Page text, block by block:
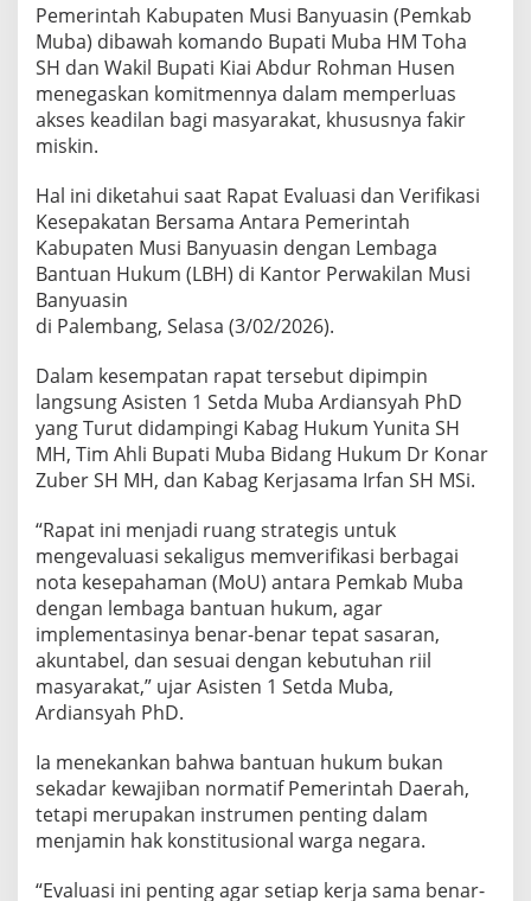
l
a
,
M
a
i
m
a
l
k
B
n
t
u
a
n
H
k
u
m
G
r
a
t
s
g
i
a
r
a
Pemerintah Kabupaten Musi Banyuasin (Pemkab
Muba) dibawah komando Bupati Muba HM Toha
SH dan Wakil Bupati Kiai Abdur Rohman Husen
menegaskan komitmennya dalam memperluas
akses keadilan bagi masyarakat, khususnya fakir
miskin.
Hal ini diketahui saat Rapat Evaluasi dan Verifikasi
Kesepakatan Bersama Antara Pemerintah
Kabupaten Musi Banyuasin dengan Lembaga
Bantuan Hukum (LBH) di Kantor Perwakilan Musi
Banyuasin
di Palembang, Selasa (3/02/2026).
Dalam kesempatan rapat tersebut dipimpin
langsung Asisten 1 Setda Muba Ardiansyah PhD
yang Turut didampingi Kabag Hukum Yunita SH
MH, Tim Ahli Bupati Muba Bidang Hukum Dr Konar
Zuber SH MH, dan Kabag Kerjasama Irfan SH MSi.
“Rapat ini menjadi ruang strategis untuk
mengevaluasi sekaligus memverifikasi berbagai
nota kesepahaman (MoU) antara Pemkab Muba
dengan lembaga bantuan hukum, agar
implementasinya benar-benar tepat sasaran,
akuntabel, dan sesuai dengan kebutuhan riil
masyarakat,” ujar Asisten 1 Setda Muba,
Ardiansyah PhD.
Ia menekankan bahwa bantuan hukum bukan
sekadar kewajiban normatif Pemerintah Daerah,
tetapi merupakan instrumen penting dalam
menjamin hak konstitusional warga negara.
“Evaluasi ini penting agar setiap kerja sama benar-